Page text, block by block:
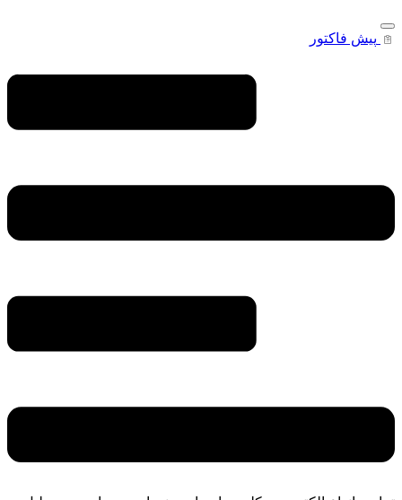
پیش فاکتور